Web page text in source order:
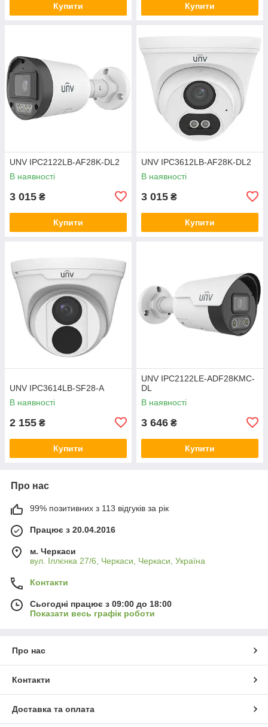
Купити Купити
UNV IPC2122LB-AF28K-DL2
В наявності
3 015 ₴
Купити
UNV IPC3612LB-AF28K-DL2
В наявності
3 015 ₴
Купити
UNV IPC3614LB-SF28-A
В наявності
2 155 ₴
Купити
UNV IPC2122LE-ADF28KMC-
DL
В наявності
3 646 ₴
Купити
Про нас
99% позитивних з 113 відгуків за рік
Працює з 20.04.2016
м. Черкаси
вул. Іллєнка 27/6, Черкаси, Черкаси, Україна
Контакти
Сьогодні працює з 09:00 до 18:00
Показати весь графік роботи
Про нас
Контакти
Доставка та оплата